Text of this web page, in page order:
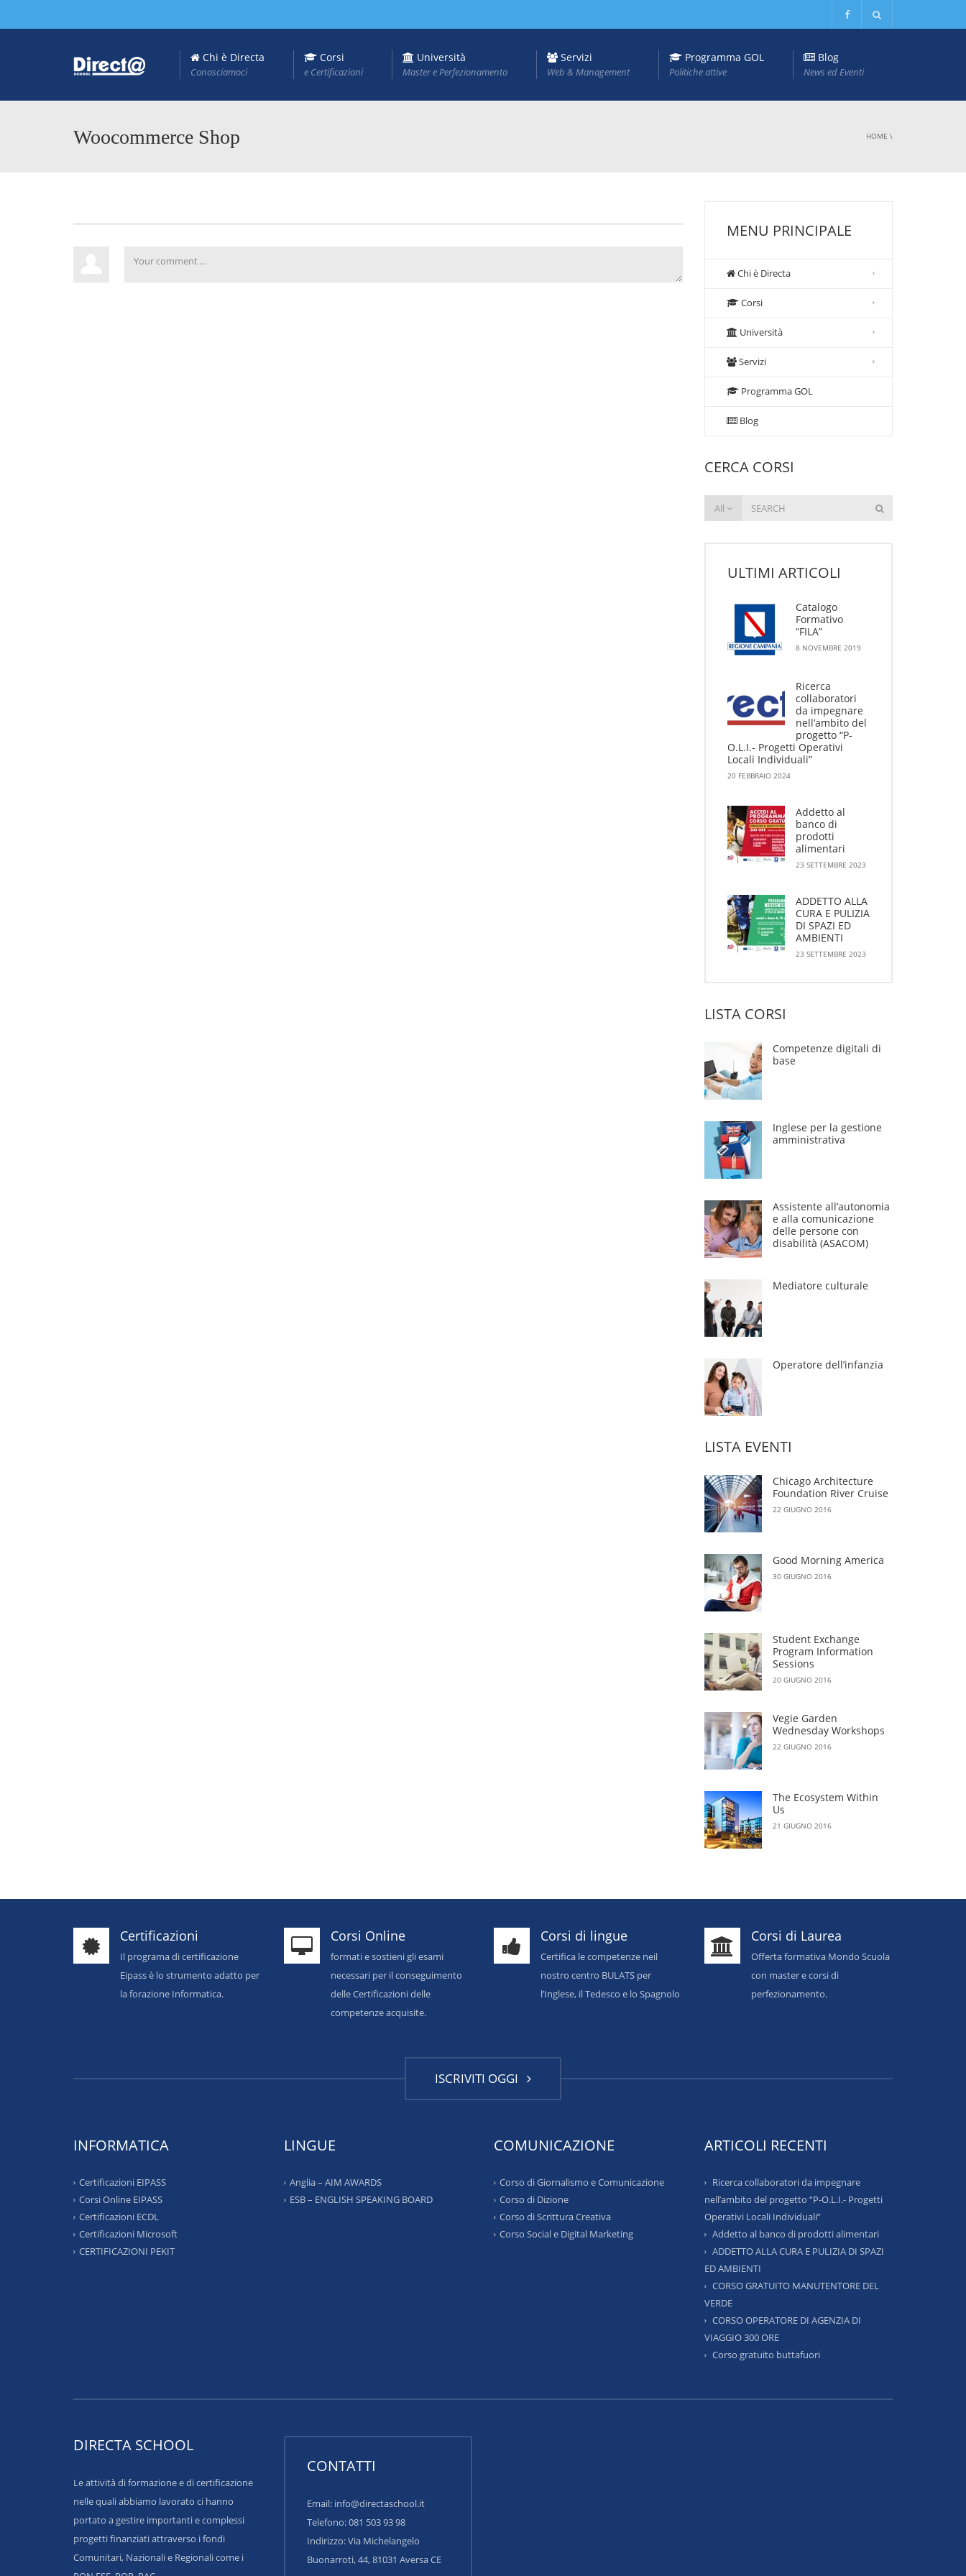
Chi è Directa
Conosciamoci
Corsi
e Certificazioni
Università
Master e Perfezionamento
Servizi
Web & Management
Programma GOL
Politiche attive
Blog
News ed Eventi
Woocommerce Shop HOME \
MENU PRINCIPALE
Chi è Directa
Corsi
Università
Servizi
Programma GOL
Blog
CERCA CORSI
All
ULTIMI ARTICOLI
Catalogo
Formativo
“FILA”
8 NOVEMBRE 2019
Ricerca
collaboratori
da impegnare
nell’ambito del
progetto “P-
O.L.I.- Progetti Operativi
Locali Individuali”
20 FEBBRAIO 2024
Addetto al
banco di
prodotti
alimentari
23 SETTEMBRE 2023
ADDETTO ALLA
CURA E PULIZIA
DI SPAZI ED
AMBIENTI
23 SETTEMBRE 2023
LISTA CORSI
Competenze digitali di
base
Inglese per la gestione
amministrativa
Assistente all’autonomia
e alla comunicazione
delle persone con
disabilità (ASACOM)
Mediatore culturale
Operatore dell’infanzia
LISTA EVENTI
Chicago Architecture
Foundation River Cruise
22 GIUGNO 2016
Good Morning America
30 GIUGNO 2016
Student Exchange
Program Information
Sessions
20 GIUGNO 2016
Vegie Garden
Wednesday Workshops
22 GIUGNO 2016
The Ecosystem Within
Us
21 GIUGNO 2016
Certificazioni
Il programa di certificazione
Eipass è lo strumento adatto per
la forazione Informatica.
Corsi Online
formati e sostieni gli esami
necessari per il conseguimento
delle Certificazioni delle
competenze acquisite.
Corsi di lingue
Certifica le competenze neil
nostro centro BULATS per
l’Inglese, il Tedesco e lo Spagnolo
Corsi di Laurea
Offerta formativa Mondo Scuola
con master e corsi di
perfezionamento.
ISCRIVITI OGGI
INFORMATICA
Certificazioni EIPASS
Corsi Online EIPASS
Certificazioni ECDL
Certificazioni Microsoft
CERTIFICAZIONI PEKIT
LINGUE
Anglia – AIM AWARDS
ESB – ENGLISH SPEAKING BOARD
COMUNICAZIONE
Corso di Giornalismo e Comunicazione
Corso di Dizione
Corso di Scrittura Creativa
Corso Social e Digital Marketing
ARTICOLI RECENTI
Ricerca collaboratori da impegnare
nell’ambito del progetto “P-O.L.I.- Progetti
Operativi Locali Individuali”
Addetto al banco di prodotti alimentari
ADDETTO ALLA CURA E PULIZIA DI SPAZI
ED AMBIENTI
CORSO GRATUITO MANUTENTORE DEL
VERDE
CORSO OPERATORE DI AGENZIA DI
VIAGGIO 300 ORE
Corso gratuito buttafuori
DIRECTA SCHOOL
Le attività di formazione e di certificazione
nelle quali abbiamo lavorato ci hanno
portato a gestire importanti e complessi
progetti finanziati attraverso i fondi
Comunitari, Nazionali e Regionali come i
CONTATTI
Email: info@directaschool.it
Telefono: 081 503 93 98
Indirizzo:Via Michelangelo
Buonarroti, 44, 81031 Aversa CE